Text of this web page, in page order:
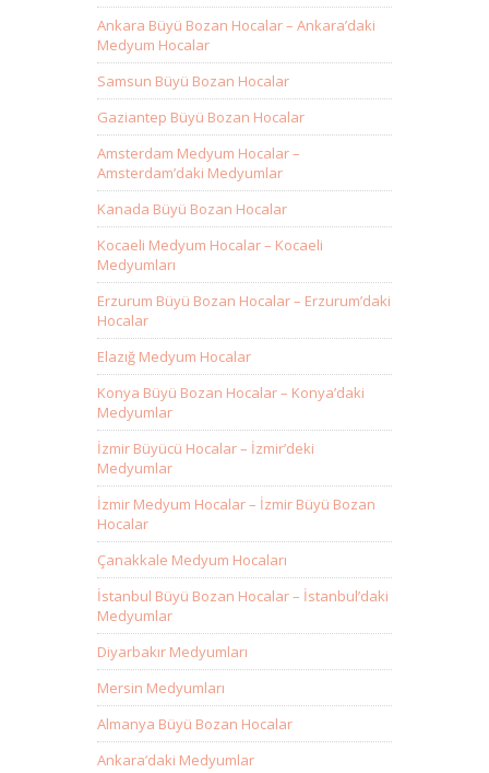
Ankara Büyü Bozan Hocalar – Ankara’daki
Medyum Hocalar
Samsun Büyü Bozan Hocalar
Gaziantep Büyü Bozan Hocalar
Amsterdam Medyum Hocalar –
Amsterdam’daki Medyumlar
Kanada Büyü Bozan Hocalar
Kocaeli Medyum Hocalar – Kocaeli
Medyumları
Erzurum Büyü Bozan Hocalar – Erzurum’daki
Hocalar
Elazığ Medyum Hocalar
Konya Büyü Bozan Hocalar – Konya’daki
Medyumlar
İzmir Büyücü Hocalar – İzmir’deki
Medyumlar
İzmir Medyum Hocalar – İzmir Büyü Bozan
Hocalar
Çanakkale Medyum Hocaları
İstanbul Büyü Bozan Hocalar – İstanbul’daki
Medyumlar
Diyarbakır Medyumları
Mersin Medyumları
Almanya Büyü Bozan Hocalar
Ankara’daki Medyumlar